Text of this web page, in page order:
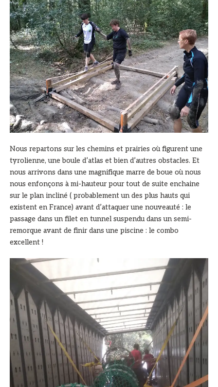
Nous repartons sur les chemins et prairies où figurent une
tyrolienne, une boule d’atlas et bien d’autres obstacles. Et
nous arrivons dans une magnifique marre de boue où nous
nous enfonçons à mi-hauteur pour tout de suite enchaine
sur le plan incliné ( probablement un des plus hauts qui
existent en France) avant d’attaquer une nouveauté : le
passage dans un filet en tunnel suspendu dans un semi-
remorque avant de finir dans une piscine : le combo
excellent !